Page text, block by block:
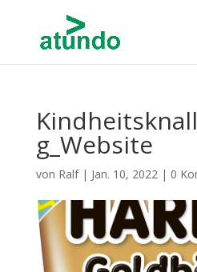
g_Website
von Ralf| Jan. 10, 2022| 0